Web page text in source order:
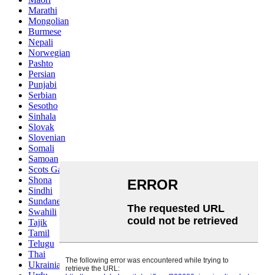
Marathi
Mongolian
Burmese
Nepali
Norwegian
Pashto
Persian
Punjabi
Serbian
Sesotho
Sinhala
Slovak
Slovenian
Somali
Samoan
Scots Gaelic
Shona
Sindhi
Sundanese
Swahili
Tajik
Tamil
Telugu
Thai
Ukrainian